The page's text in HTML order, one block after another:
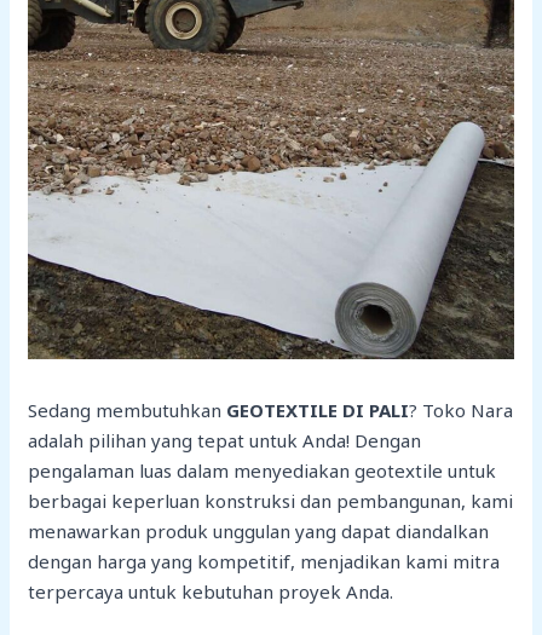
Sedang membutuhkan GEOTEXTILE DI PALI? Toko Nara
adalah pilihan yang tepat untuk Anda! Dengan
pengalaman luas dalam menyediakan geotextile untuk
berbagai keperluan konstruksi dan pembangunan, kami
menawarkan produk unggulan yang dapat diandalkan
dengan harga yang kompetitif, menjadikan kami mitra
terpercaya untuk kebutuhan proyek Anda.